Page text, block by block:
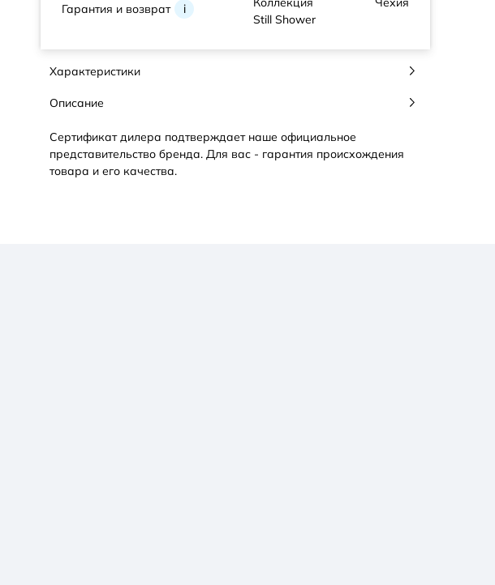
Гарантия и возврат i
Still Shower
Характеристики
Описание
Сертификат дилера подтверждает наше официальное
представительство бренда. Для вас - гарантия происхождения
товара и его качества.